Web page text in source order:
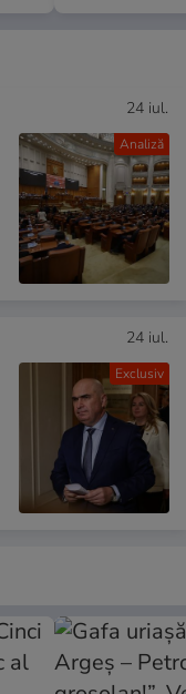
Analiză
24 iul.
Exclusiv
24 iul.